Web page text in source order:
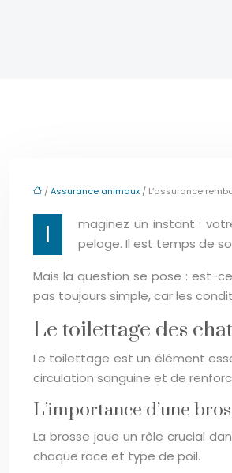
/Assurance animaux / L’assurance
I
maginez un instant :
pelage. Il est temps de
Mais la question se pose : est-
pas toujours simple, car les
Le toilettage des
Le toilettage est un élément
circulation sanguine et de
L’importance d’une
La brosse joue un rôle crucial
chaque race et type de poil.